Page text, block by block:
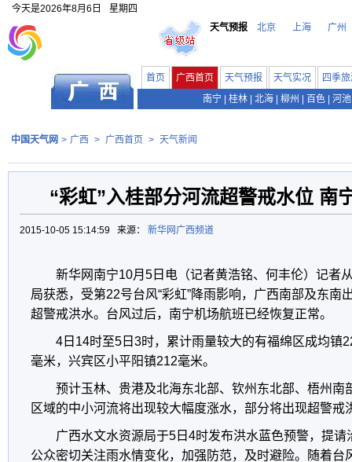
今天是2026年8月6日
星期四
天气预报
北京 上海 广州
首页 广西首页 天气预报 天气实况
四季
南宁
桂林 北海 柳州 百色 河池
中国天气网 > 广西 > 广西首页 > 天气新闻
“彩虹”入桂部分河流超警戒水位 南
2015-10-05 15:14:59 来源： 新华网广西频道
新华网南宁10月5日电（记者黄浩铭、何丰伦）记者
局获悉，受第22号台风“彩虹”降雨影响，广西南部及东南
超警戒洪水。台风过后，南宁机场航班已经恢复正常。
4日14时至5日3时，累计雨量较大的有福绵区成均镇
毫米，兴宾区小平阳镇212毫米。
预计玉林、贵港及北海东北部、钦州东北部、梧州南
区域的中小河流将出现较大幅度涨水，部分将出现超警戒
广西水文水资源局于5日4时发布洪水蓝色预警，提
公众密切关注雨水情变化，加强防范，及时避险。随着台